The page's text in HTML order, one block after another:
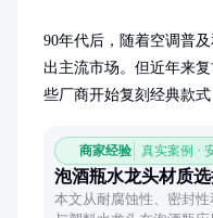
90年代后，随着空调普
出主流市场。但近年来
些厂商开始复刻经典款
商家经验 真实案例 ·
泡酒瓶水龙头材质
本文从耐腐蚀性、密封